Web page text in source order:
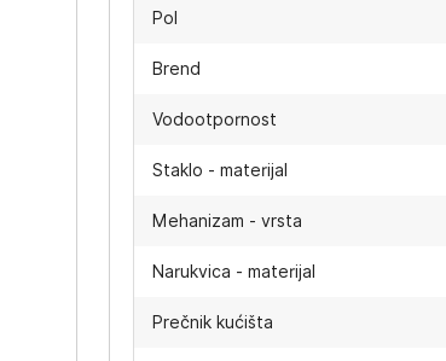
Pol
Brend
Vodootpornost
Staklo - materijal
Mehanizam - vrsta
Narukvica - materijal
Prečnik kućišta